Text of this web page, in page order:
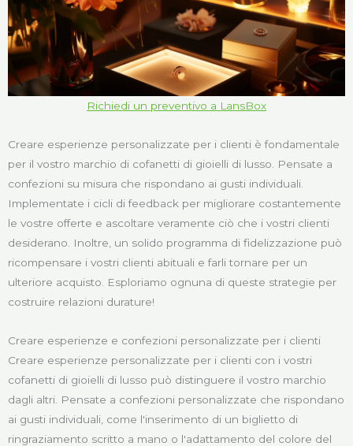
Richiedi un preventivo a LansBox
Creare esperienze personalizzate per i clienti è fondamentale
per il vostro marchio di cofanetti di gioielli di lusso. Pensate a
confezioni su misura che rispondano ai gusti individuali.
Implementate i cicli di feedback per migliorare costantemente
le vostre offerte e ascoltare veramente ciò che i vostri clienti
desiderano. Inoltre, un solido programma di fidelizzazione può
ricompensare i vostri clienti abituali e farli tornare per un
ulteriore acquisto. Esploriamo ognuna di queste strategie per
costruire relazioni durature!
Creare esperienze e confezioni personalizzate per i clienti
Creare esperienze personalizzate per i clienti con i vostri
cofanetti di gioielli di lusso può distinguere il vostro marchio
dagli altri. Pensate a confezioni personalizzate che rispondano
ai gusti individuali, come l'inserimento di un biglietto di
ringraziamento scritto a mano o l'adattamento del colore del